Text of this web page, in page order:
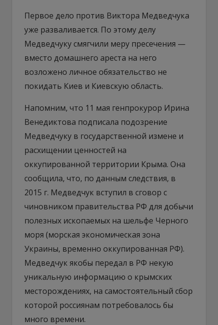
Первое дело против Виктора Медведчука
уже разваливается. По этому делу
Медведчуку смягчили меру пресечения —
вместо домашнего ареста на него
возложено личное обязательство не
покидать Киев и Киевскую область.
Напомним, что 11 мая генпрокурор Ирина
Венедиктова подписала подозрение
Медведчуку в государственной измене и
расхищении ценностей на
оккупированной территории Крыма. Она
сообщила, что, по данным следствия, в
2015 г. Медведчук вступил в сговор с
чиновником правительства РФ для добычи
полезных ископаемых на шельфе Черного
моря (морская экономическая зона
Украины, временно оккупированная РФ).
Медведчук якобы передал в РФ некую
уникальную информацию о крымских
месторождениях, на самостоятельный сбор
которой россиянам потребовалось бы
много времени.